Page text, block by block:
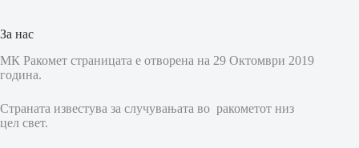
За нас
МК Ракомет страницата е отворена на 29 Октомври 2019
година.
Страната известува за случувањата во ракометот низ
цел свет.